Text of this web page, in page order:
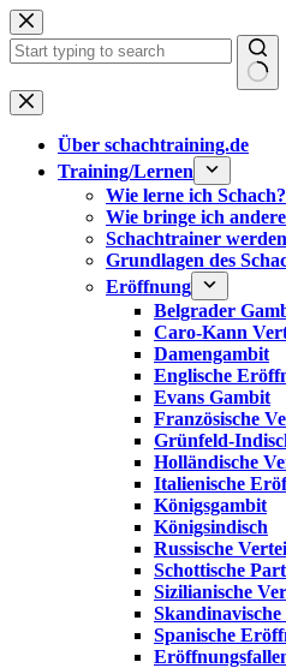
Zum
Inhalt
springen
Keine
Ergebnisse
Über schachtraining.de
Training/Lernen
Wie lerne ich Schach?
Wie bringe ich
Schachtrainer werden
Grundlagen des
Eröffnung
Belgrader
Caro-Kann
Damengambit
Englische
Evans Gambit
Französische
Grünfeld-
Holländische
Italienische
Königsgambit
Königsindisch
Russische
Schottische
Sizilianische
Spanische